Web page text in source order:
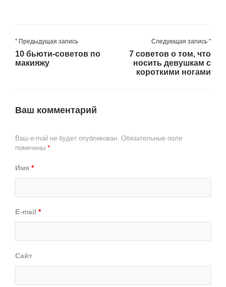
" Предыдущая запись
10 бьюти-советов по
макияжу
Следующая запись "
7 советов о том, что
носить девушкам с
короткими ногами
Ваш комментарий
Ваш e-mail не будет опубликован. Обязательные поля
помечены *
Имя *
E-mail *
Сайт